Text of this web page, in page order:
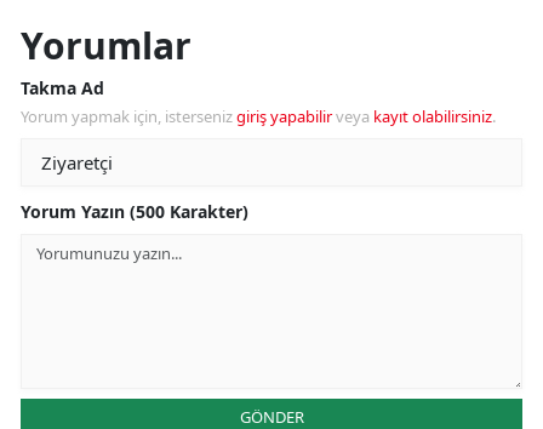
Yorumlar
Takma Ad
Yorum yapmak için, istersenizgiriş yapabilirveya kayıt olabilirsiniz.
Yorum Yazın (500 Karakter)
GÖNDER